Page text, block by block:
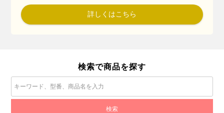
詳しくはこちら
検索で商品を探す